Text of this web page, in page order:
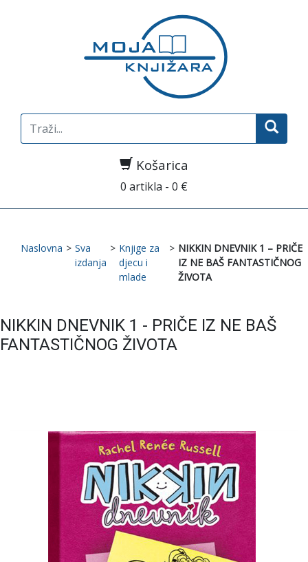
Search
for:
Košarica
0 artikla - 0 €
Naslovna > Sva
izdanja
> Knjige za
djecu i
mlade
> NIKKIN DNEVNIK 1 – PRIČE
IZ NE BAŠ FANTASTIČNOG
ŽIVOTA
NIKKIN DNEVNIK 1 - PRIČE IZ NE BAŠ
FANTASTIČNOG ŽIVOTA